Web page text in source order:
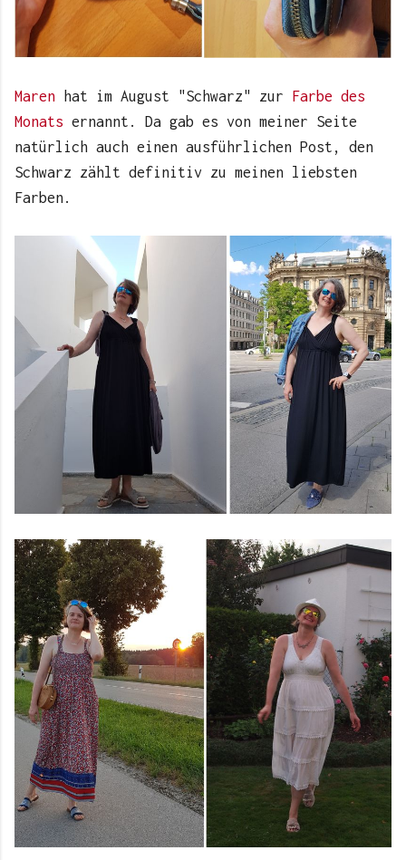
Maren hat im August "Schwarz" zur Farbe des
Monats ernannt. Da gab es von meiner Seite
natürlich auch einen ausführlichen Post, den
Schwarz zählt definitiv zu meinen liebsten
Farben.